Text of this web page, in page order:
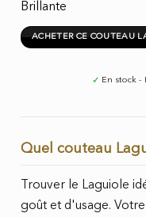
Brillante
ACHETER CE COUTEAU
✓ En stock -
Quel couteau
Trouver le Laguiole
goût et d'usage.